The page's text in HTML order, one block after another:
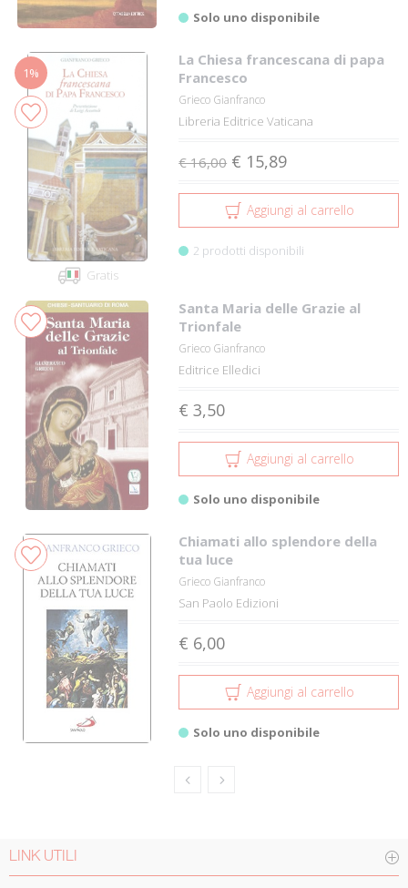
Solo uno disponibile
1%
Gratis
La Chiesa francescana di papa
Francesco
Grieco Gianfranco
Libreria Editrice Vaticana
€ 16,00 € 15,89
Aggiungi al carrello
2 prodotti disponibili
Santa Maria delle Grazie al
Trionfale
Grieco Gianfranco
Editrice Elledici
€ 3,50
Aggiungi al carrello
Solo uno disponibile
Chiamati allo splendore della
tua luce
Grieco Gianfranco
San Paolo Edizioni
€ 6,00
Aggiungi al carrello
Solo uno disponibile
LINK UTILI